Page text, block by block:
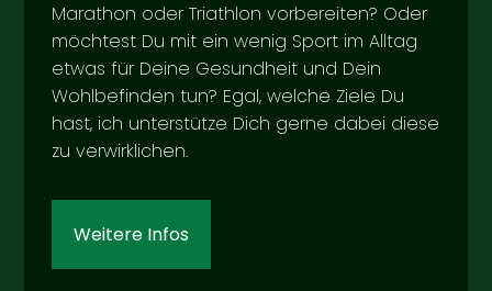
Marathon oder Triathlon vorbereiten? Oder
möchtest Du mit ein wenig Sport im Alltag
etwas für Deine Gesundheit und Dein
Wohlbefinden tun? Egal, welche Ziele Du
hast, ich unterstütze Dich gerne dabei diese
zu verwirklichen.
Weitere Infos